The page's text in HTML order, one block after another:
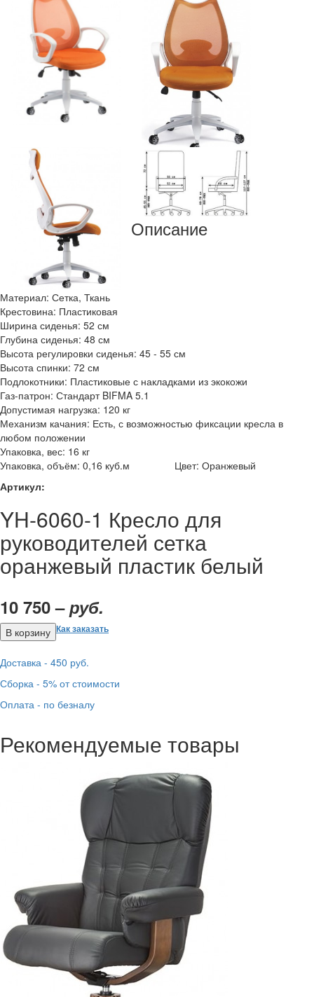
Описание
Материал: Сетка, Ткань
Крестовина: Пластиковая
Ширина сиденья: 52 см
Глубина сиденья: 48 см
Высота регулировки сиденья: 45 - 55 см
Высота спинки: 72 см
Подлокотники: Пластиковые с накладками из экокожи
Газ-патрон: Стандарт BIFMA 5.1
Допустимая нагрузка: 120 кг
Механизм качания: Есть, с возможностью фиксации кресла в
любом положении
Упаковка, вес: 16 кг
Упаковка, объём: 0,16 куб.м Цвет: Оранжевый
Артикул:
YH-6060-1 Кресло для
руководителей сетка
оранжевый пластик белый
10 750 –руб.
Как заказать
Доставка - 450 руб.
Сборка - 5% от стоимости
Оплата - по безналу
Рекомендуемые товары